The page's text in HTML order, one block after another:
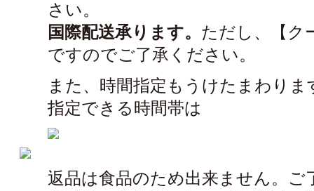
さい。
国際配送承ります。 ただし、【ク
ですのでご了承ください。
また、時間指定もうけたまわりま
指定できる時間帯は
返品は食品のため出来ません。ご